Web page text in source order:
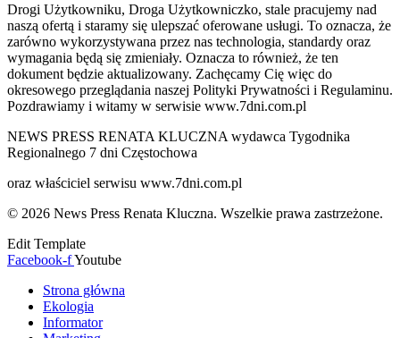
Drogi Użytkowniku, Droga Użytkowniczko, stale pracujemy nad
naszą ofertą i staramy się ulepszać oferowane usługi. To oznacza, że
zarówno wykorzystywana przez nas technologia, standardy oraz
wymagania będą się zmieniały. Oznacza to również, że ten
dokument będzie aktualizowany. Zachęcamy Cię więc do
okresowego przeglądania naszej Polityki Prywatności i Regulaminu.
Pozdrawiamy i witamy w serwisie www.7dni.com.pl
NEWS PRESS RENATA KLUCZNA wydawca Tygodnika
Regionalnego 7 dni Częstochowa
oraz właściciel serwisu www.7dni.com.pl
© 2026 News Press Renata Kluczna. Wszelkie prawa zastrzeżone.
Edit Template
Facebook-fYoutube
Strona główna
Ekologia
Informator